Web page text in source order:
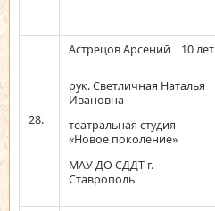
28.
Астрецов Арсений 10 лет
рук. Светличная Наталья
Ивановна
театральная студия
«Новое поколение»
МАУ ДО СДДТ г.
Ставрополь